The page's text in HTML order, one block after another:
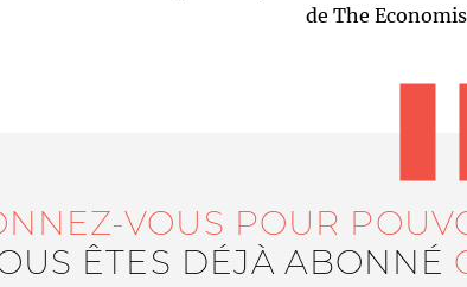
de The
VOUS POUR
ÊTES DÉJÀ ABONNÉ